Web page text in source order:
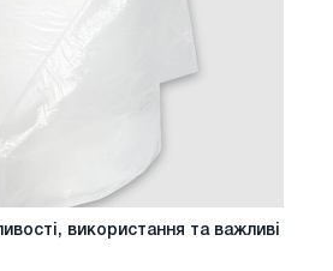
використання та важливі